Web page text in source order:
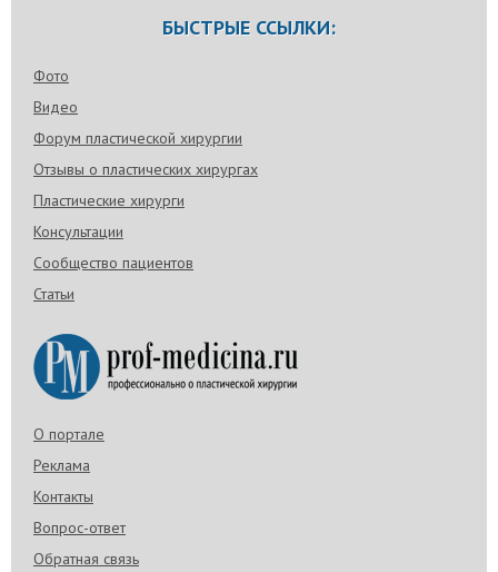
БЫСТРЫЕ ССЫЛКИ:
Фото
Видео
Форум пластической хирургии
Отзывы о пластических хирургах
Пластические хирурги
Консультации
Сообщество пациентов
Статьи
О портале
Реклама
Контакты
Вопрос-ответ
Обратная связь